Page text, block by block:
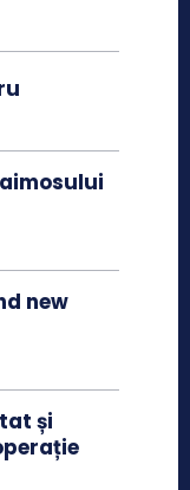
new
și